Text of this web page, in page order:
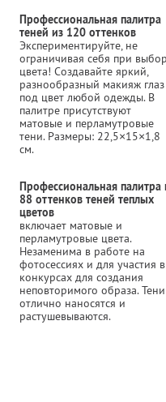
Профессиональная палитра
теней из 120 оттенков
Экспериментируйте, не
ограничивая себя при
цвета! Создавайте яркий,
разнообразный макияж глаз
под цвет любой одежды. В
палитре присутствуют
матовые и перламутровые
тени. Размеры: 22,5×15×1,8
см.
Профессиональная палитра
88 оттенков теней теплых
цветов
включает матовые и
перламутровые цвета.
Незаменима в работе на
фотосессиях и для участия в
конкурсах для создания
неповторимого образа. Тени
отлично наносятся и
растушевываются.